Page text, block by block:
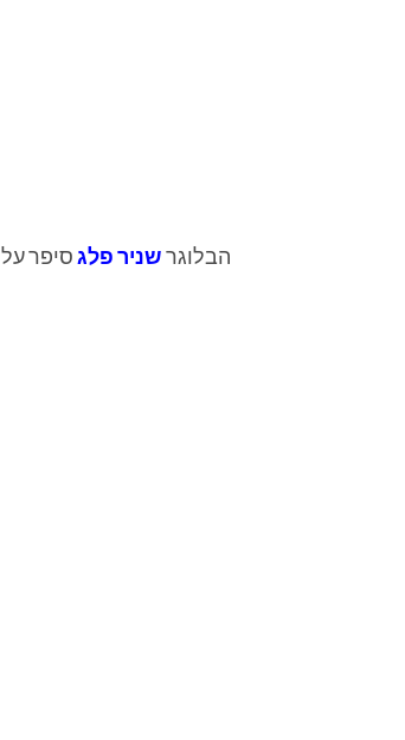
הבלוגרשניר פלגסיפר על